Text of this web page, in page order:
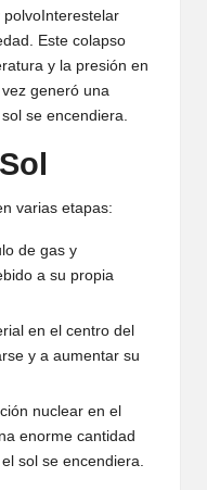
Este colapso
y la presión en
generó una
se encendiera.
varias etapas:
de gas y
a su propia
en el centro del
y a aumentar su
nuclear en el
enorme cantidad
sol se encendiera.